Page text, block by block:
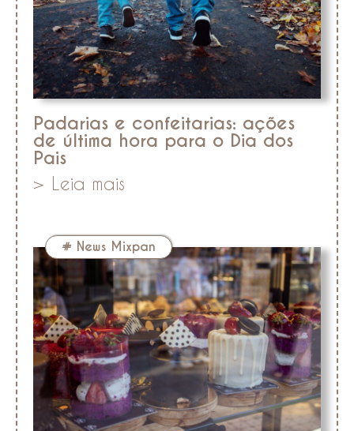
Padarias e confeitarias: ações
de última hora para o Dia dos
Pais
> Leia mais
# News Mixpan